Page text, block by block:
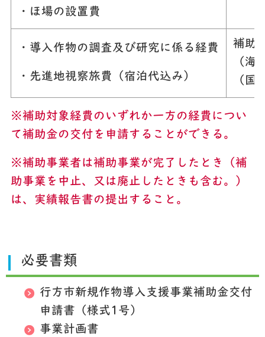
・ほ場の設置費
・導入作物の調査及び研究に係る経費
・先進地視察旅費（宿泊代込み）
補助
（海
（国
※補助対象経費のいずれか一方の経費につい
て補助金の交付を申請することができる。
※補助事業者は補助事業が完了したとき（補
助事業を中止、又は廃止したときも含む。）
は、実績報告書の提出すること。
必要書類
行方市新規作物導入支援事業補助金交付
申請書（様式1号）
事業計画書